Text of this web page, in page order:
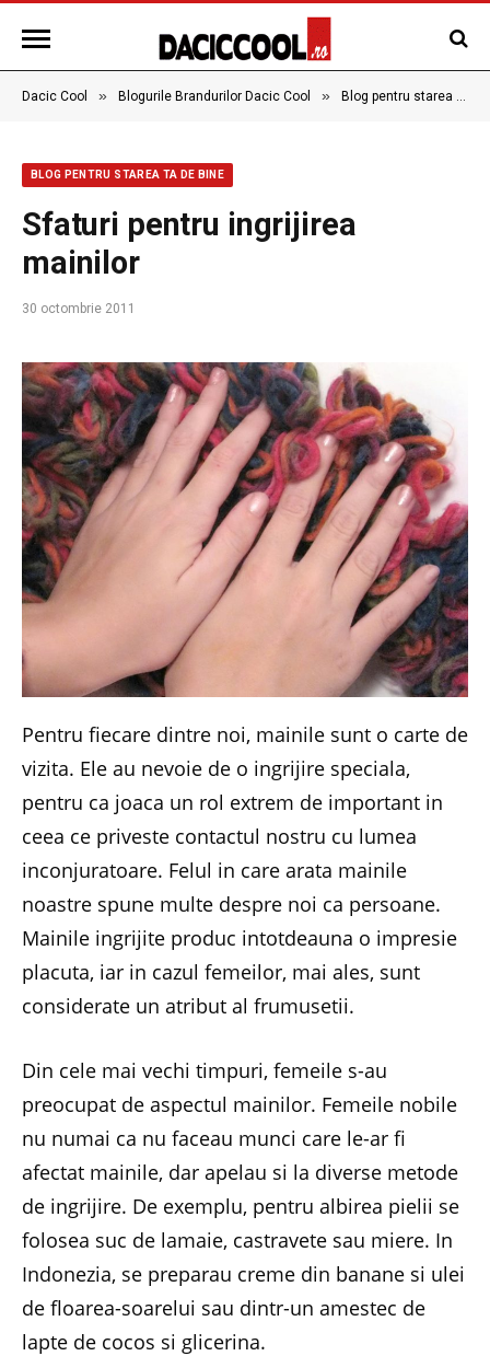
Dacic Cool » Blogurile Brandurilor Dacic Cool » Blog pentru starea ta de bine
BLOG PENTRU STAREA TA DE BINE
Sfaturi pentru ingrijirea
mainilor
30 octombrie 2011
Pentru fiecare dintre noi, mainile sunt o carte de
vizita. Ele au nevoie de o ingrijire speciala,
pentru ca joaca un rol extrem de important in
ceea ce priveste contactul nostru cu lumea
inconjuratoare. Felul in care arata mainile
noastre spune multe despre noi ca persoane.
Mainile ingrijite produc intotdeauna o impresie
placuta, iar in cazul femeilor, mai ales, sunt
considerate un atribut al frumusetii.
Din cele mai vechi timpuri, femeile s-au
preocupat de aspectul mainilor. Femeile nobile
nu numai ca nu faceau munci care le-ar fi
afectat mainile, dar apelau si la diverse metode
de ingrijire. De exemplu, pentru albirea pielii se
folosea suc de lamaie, castravete sau miere. In
Indonezia, se preparau creme din banane si ulei
de floarea-soarelui sau dintr-un amestec de
lapte de cocos si glicerina.